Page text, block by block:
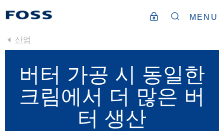
MENU
산업
버터 가공 시 동일한
크림에서 더 많은 버
터 생산